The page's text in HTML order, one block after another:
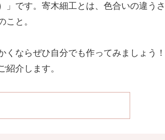
です。寄木細工とは、色合いの違うさ
こと。
ならぜひ自分でも作ってみましょう！
介します。